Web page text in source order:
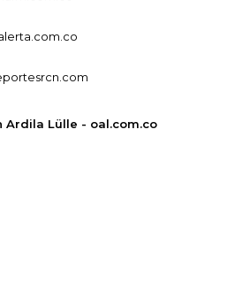
Ardila Lülle - oal.com.co